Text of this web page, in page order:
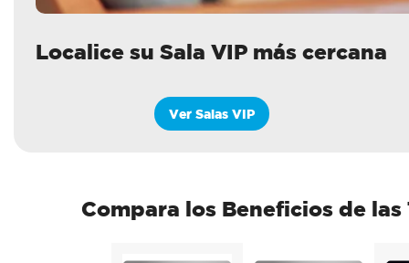
Localice su Sala VIP más cercana
Ver Salas VIP
Compara los Beneficios de las